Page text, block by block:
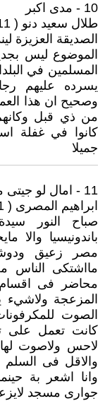
10 - مدى اكبر
طلال سعيد دنو ( 2011 / 11 / 9 - 00:46 )
الصديقة العزيزة
الموضوع ليس
المسلمين في
يسرده عليهم
وصحيح ان هذا
من ذي قبل
كانوا في غفلة
جميلا
11 - امال لو جيتى مصر؟
ابراهيم المصرى ( 2011 / 11 / 9 - 01:33 )
صباح النور
باندونيسيا
مصر زعيق
مااشتكى الناس
محاضر فى
المزعجة
الصوت
كانت تعمل على
لاحس ولاصوت لها
والاقل فى السلم
وانا اشعر بة
جوارى مسجد